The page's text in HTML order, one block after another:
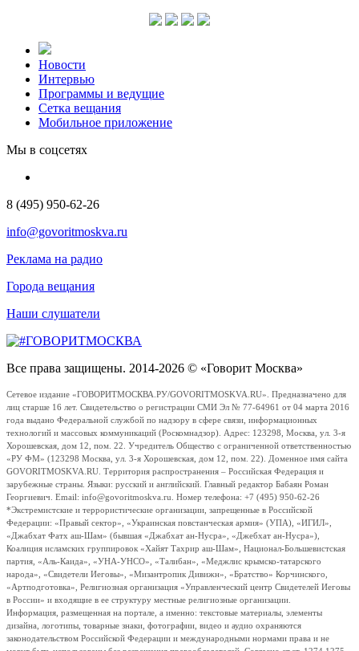
Новости
Интервью
Программы и ведущие
Сетка вещания
Мобильное приложение
Мы в соцсетях
8 (495) 950-62-26
info@govoritmoskva.ru
Реклама на радио
Города вещания
Наши слушатели
Все права защищены. 2014-2026 © «Говорит Москва»
Сетевое издание «ГОВОРИТМОСКВА.РУ/GOVORITMOSKVA.RU». Предназначено для
лиц старше 16 лет. Свидетельство о регистрации СМИ Эл № 77-64961 от 04 марта 2016
года выдано Федеральной службой по надзору в сфере связи, информационных
технологий и массовых коммуникаций (Роскомнадзор). Адрес: 123298, Москва, ул. 3-я
Хорошевская, дом 12, пом. 22. Учредитель Общество с ограниченной ответственностью
«РУ ФМ» (123298 Москва, ул. 3-я Хорошевская, дом 12, пом. 22). Доменное имя сайта
GOVORITMOSKVA.RU. Территория распространения – Российская Федерация и
зарубежные страны. Языки: русский и английский. Главный редактор Бабаян Роман
Георгиевич. Email: info@govoritmoskva.ru. Номер телефона: +7 (495) 950-62-26
*Экстремистские и террористические организации, запрещенные в Российской
Федерации: «Правый сектор», «Украинская повстанческая армия» (УПА), «ИГИЛ»,
«Джабхат Фатх аш-Шам» (бывшая «Джабхат ан-Нусра», «Джебхат ан-Нусра»),
Коалиция исламских группировок «Хайят Тахрир аш-Шам», Национал-Большевистская
партия, «Аль-Каида», «УНА-УНСО», «Талибан», «Меджлис крымско-татарского
народа», «Свидетели Иеговы», «Мизантропик Дивижн», «Братство» Корчинского,
«Артподготовка», Религиозная организация «Управленческий центр Свидетелей Иеговы
в России» и входящие в ее структуру местные религиозные организации.
Информация, размещенная на портале, а именно: текстовые материалы, элементы
дизайна, логотипы, товарные знаки, фотографии, видео и аудио охраняются
законодательством Российской Федерации и международными нормами права и не